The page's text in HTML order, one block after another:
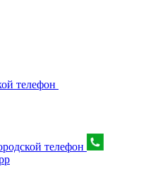
телефон
телефон